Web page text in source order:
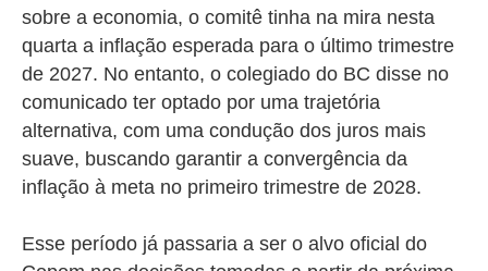
sobre a economia, o comitê tinha na mira nesta
quarta a inflação esperada para o último trimestre
de 2027. No entanto, o colegiado do BC disse no
comunicado ter optado por uma trajetória
alternativa, com uma condução dos juros mais
suave, buscando garantir a convergência da
inflação à meta no primeiro trimestre de 2028.
Esse período já passaria a ser o alvo oficial do